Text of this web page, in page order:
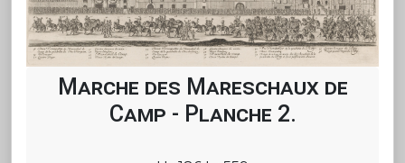
Marche des Mareschaux de
Camp - Planche 2.